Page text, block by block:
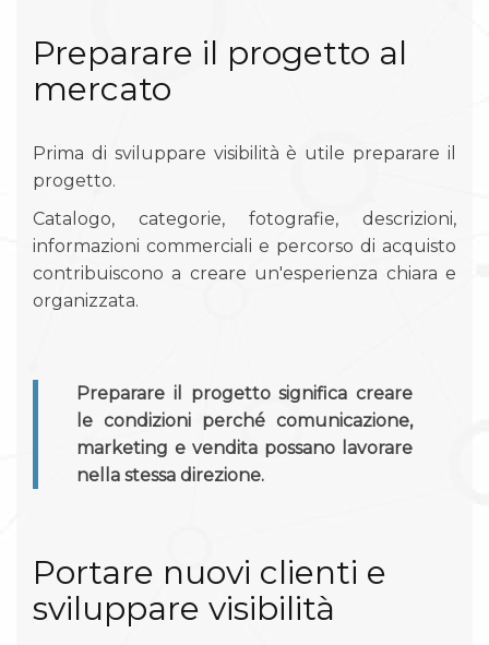
Preparare il progetto al
mercato
Prima di sviluppare visibilità è utile preparare il
progetto.
Catalogo, categorie, fotografie, descrizioni,
informazioni commerciali e percorso di acquisto
contribuiscono a creare un'esperienza chiara e
organizzata.
Preparare il progetto significa creare
le condizioni perché comunicazione,
marketing e vendita possano lavorare
nella stessa direzione.
Portare nuovi clienti e
sviluppare visibilità